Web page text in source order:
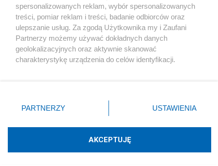
X Facebook Instagram Youtube
Technologię dostarcza:W3media.pl
spersonalizowanych reklam, wybór spersonalizowanych
treści, pomiar reklam i treści, badanie odbiorców oraz
ulepszanie usług. Za zgodą Użytkownika my i Zaufani
Partnerzy możemy używać dokładnych danych
geolokalizacyjnych oraz aktywnie skanować
charakterystykę urządzenia do celów identyfikacji.
zmienić/wycofać klikając przycisk ustawień prywatności
znajdujący się w lewym dolnym rogu strony
rodzaje przetwarzania danych nie wymagają zgody
użytkownika, ale masz prawo sprzeciwić się takiemu
PARTNERZY USTAWIENIA
AKCEPTUJĘ